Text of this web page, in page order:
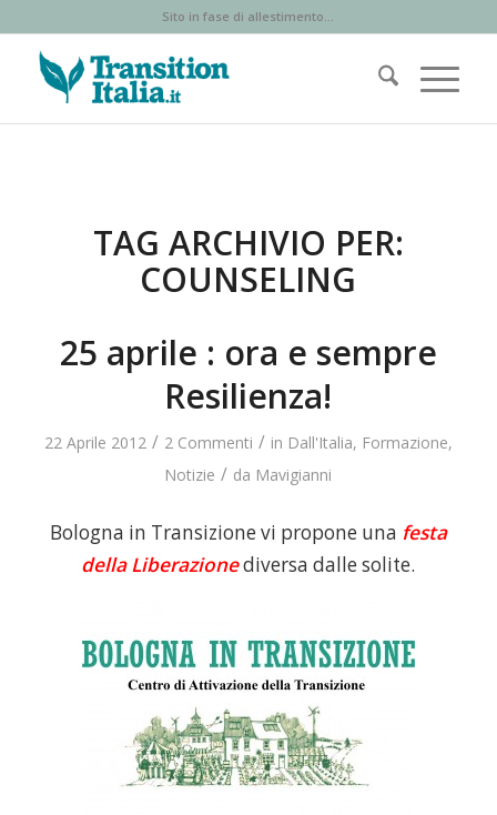
Sito in fase di allestimento...
TAG ARCHIVIO PER:
COUNSELING
25 aprile : ora e sempre
Resilienza!
22 Aprile 2012 / 2 Commenti / in Dall'Italia, Formazione,
Notizie / da Mavigianni
Bologna in Transizione vi propone una festa
della Liberazionediversa dalle solite.